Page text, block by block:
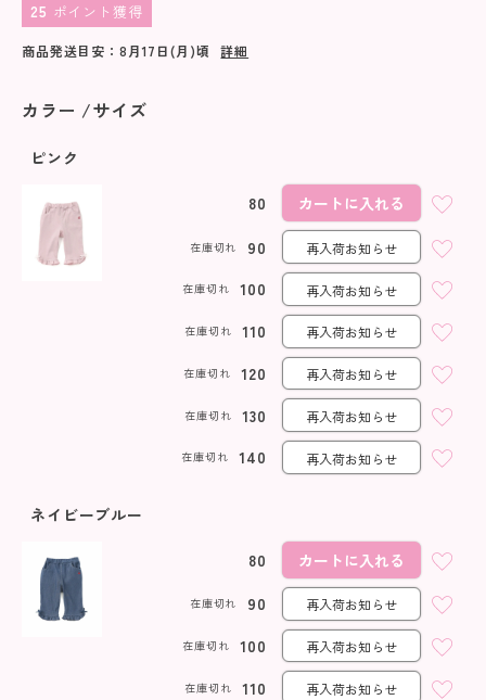
25 ポイント獲得
商品発送目安： 8月17日(月)頃 詳細
カラー サイズ
ピンク
80 カートに入れる
90
在庫切れ 再入荷お知らせ
100
在庫切れ 再入荷お知らせ
110
在庫切れ 再入荷お知らせ
120
在庫切れ 再入荷お知らせ
130
在庫切れ 再入荷お知らせ
140
在庫切れ 再入荷お知らせ
ネイビーブルー
80 カートに入れる
90
在庫切れ 再入荷お知らせ
100
在庫切れ 再入荷お知らせ
110
在庫切れ 再入荷お知らせ